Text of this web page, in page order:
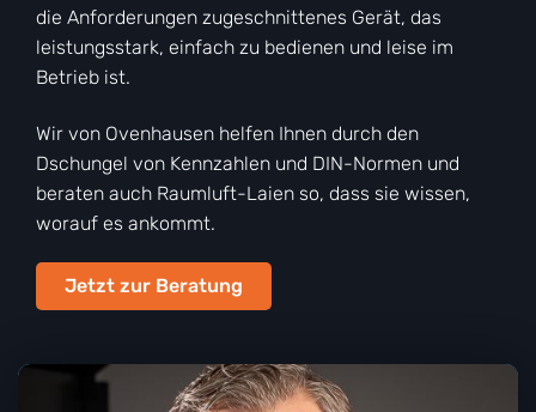
die Anforderungen zugeschnittenes Gerät, das
leistungsstark, einfach zu bedienen und leise im
Betrieb ist.
Wir von Ovenhausen helfen Ihnen durch den
Dschungel von Kennzahlen und DIN-Normen und
beraten auch Raumluft-Laien so, dass sie wissen,
worauf es ankommt.
Jetzt zur Beratung